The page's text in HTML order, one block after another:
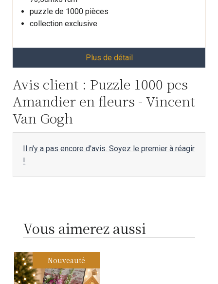
puzzle de 1000 pièces
collection exclusive
Plus de détail
Avis client : Puzzle 1000 pcs
Amandier en fleurs - Vincent
Van Gogh
Il n'y a pas encore d'avis. Soyez le premier à réagir
!
Vous aimerez aussi
Nouveauté